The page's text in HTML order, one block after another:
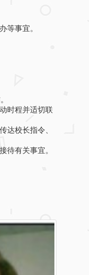
等事宜。
时程并适切联
达校长指令、
待有关事宜。